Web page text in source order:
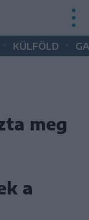
KÜLFÖLD
meg
a